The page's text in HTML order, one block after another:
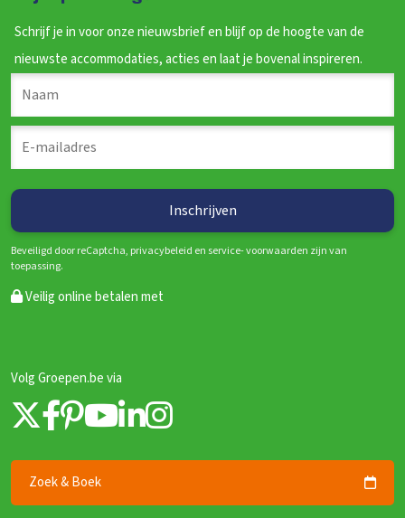
Schrijf je in voor onze nieuwsbrief en blijf op de hoogte van de
nieuwste accommodaties, acties en laat je bovenal inspireren.
Beveiligd door reCaptcha, privacybeleid en service- voorwaarden zijn van
toepassing.
Veilig online betalen met
Volg Groepen.be via
Zoek & Boek